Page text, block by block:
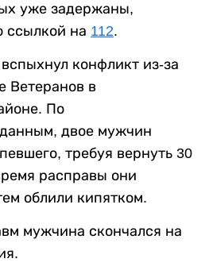
уже задержаны,
ссылкой на 112.
конфликт из-за
Ветеранов в
По
двое мужчин
требуя вернуть 30
расправы они
облили кипятком.
мужчина скончался на